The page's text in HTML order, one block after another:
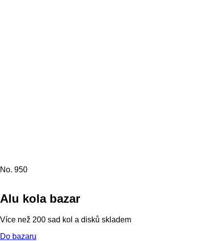
No. 950
Alu kola bazar
Více než 200 sad kol a disků skladem
Do bazaru